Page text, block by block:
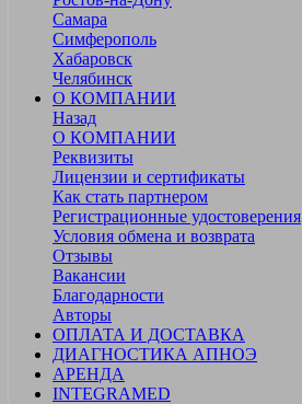
Самара
Симферополь
Хабаровск
Челябинск
О КОМПАНИИ
Назад
О КОМПАНИИ
Реквизиты
Лицензии и сертификаты
Как стать партнером
Регистрационные удостоверения
Условия обмена и возврата
Отзывы
Вакансии
Благодарности
Авторы
ОПЛАТА И ДОСТАВКА
ДИАГНОСТИКА АПНОЭ
АРЕНДА
INTEGRAMED